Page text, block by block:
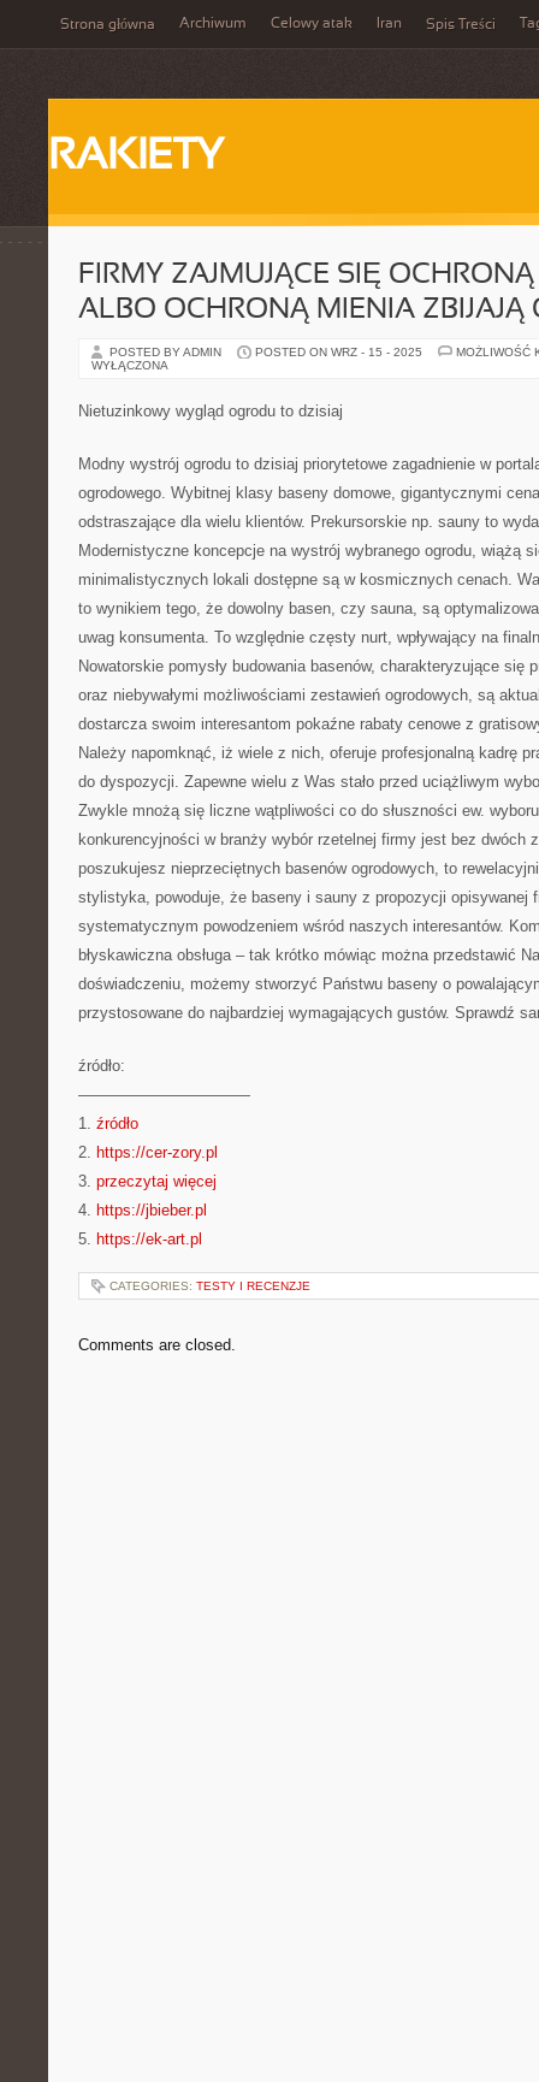
Strona główna Archiwum Celowy atak Iran Spis Treści
RAKIETY
FIRMY ZAJMUJĄCE SIĘ
ALBO OCHRONĄ MIENIA ZBIJAJĄ
POSTED BY ADMIN POSTED ON WRZ - 15 - 2025
MOŻLIWOŚĆ
WYŁĄCZONA
Nietuzinkowy wygląd ogrodu to dzisiaj
Modny wystrój ogrodu to dzisiaj priorytetowe zagadnienie w
ogrodowego. Wybitnej klasy baseny domowe, gigantycznymi
odstraszające dla wielu klientów. Prekursorskie np. sauny to
Modernistyczne koncepcje na wystrój wybranego ogrodu, wiążą
minimalistycznych lokali dostępne są w kosmicznych cenach.
to wynikiem tego, że dowolny basen, czy sauna, są
uwag konsumenta. To względnie częsty nurt, wpływający na
Nowatorskie pomysły budowania basenów, charakteryzujące się
oraz niebywałymi możliwościami zestawień ogrodowych, są
dostarcza swoim interesantom pokaźne rabaty cenowe z
Należy napomknąć, iż wiele z nich, oferuje profesjonalną kadrę
do dyspozycji. Zapewne wielu z Was stało przed uciążliwym
Zwykle mnożą się liczne wątpliwości co do słuszności ew.
konkurencyjności w branży wybór rzetelnej firmy jest bez dwóch
poszukujesz nieprzeciętnych basenów ogrodowych, to
stylistyka, powoduje, że baseny i sauny z propozycji opisywanej
systematycznym powodzeniem wśród naszych interesantów.
błyskawiczna obsługa – tak krótko mówiąc można przedstawić
doświadczeniu, możemy stworzyć Państwu baseny o
przystosowane do najbardziej wymagających gustów. Sprawdź
źródło:
———————————
1. źródło
2. https://cer-zory.pl
3. przeczytaj więcej
4. https://jbieber.pl
5. https://ek-art.pl
CATEGORIES: TESTY I RECENZJE
Comments are closed.